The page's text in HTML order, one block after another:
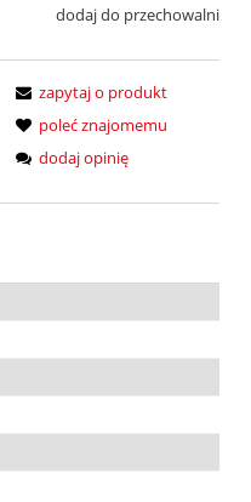
dodaj do przechowalni
zapytaj o produkt
poleć znajomemu
dodaj opinię